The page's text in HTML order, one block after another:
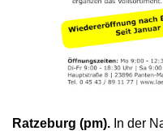
Ratzeburg (pm). In der